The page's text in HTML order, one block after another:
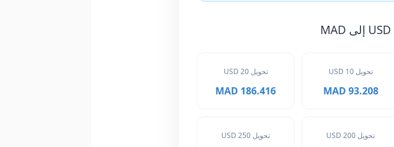
تحويل 10 USD
93.208 MAD
تحويل 20 USD
186.416 MAD
تحويل 200 USD تحويل 250 USD